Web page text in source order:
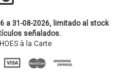
a 31-08-2026, limitado al stock
señalados.
à la Carte